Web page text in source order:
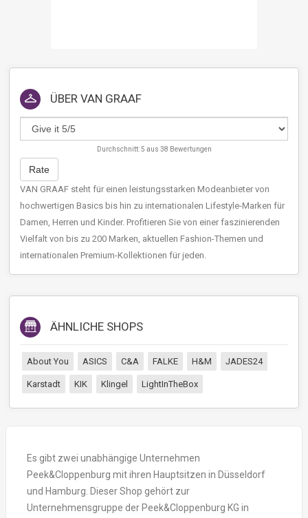
ÜBER VAN GRAAF
Durchschnitt:5 aus 38 Bewertungen
Rate
VAN GRAAF steht für einen leistungsstarken Modeanbieter von
hochwertigen Basics bis hin zu internationalen Lifestyle-Marken für
Damen, Herren und Kinder. Profitieren Sie von einer faszinierenden
Vielfalt von bis zu 200 Marken, aktuellen Fashion-Themen und
internationalen Premium-Kollektionen für jeden.
ÄHNLICHE SHOPS
About You ASICS C&A FALKE H&M JADES24
Karstadt KIK Klingel LightInTheBox
Es gibt zwei unabhängige Unternehmen
Peek&Cloppenburg mit ihren Hauptsitzen in Düsseldorf
und Hamburg. Dieser Shop gehört zur
Unternehmensgruppe der Peek&Cloppenburg KG in